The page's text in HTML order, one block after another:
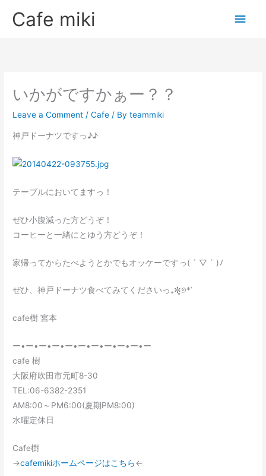
Cafe miki
Main
いかがですかぁー？？
Leave a Comment /Cafe / Byteammiki
神戸ドーナツですっ♪♪
テーブルにおいてますっ！
ぜひ小腹減った方どうぞ！
コーヒーと一緒にとゆう方どうぞ！
家帰ってからたべようとかでもオッケーですっ( ´ ▽ ` )ﾉ
ぜひ、神戸ドーナツ食べてみてくださいっ₊✼̥୭*ˈ
cafe樹 宮本
ー•ー•ー•ー•ー•ー•ー•ー•ー•ー•ー
cafe 樹
大阪府吹田市元町8-30
TEL:06-6382-2351
AM8:00～PM6:00(夏期PM8:00)
水曜定休日
Cafe樹
→cafemikiホームページはこちら←